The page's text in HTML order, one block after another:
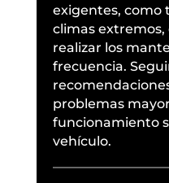
exigentes, como
climas extremos,
realizar los
frecuencia.
problemas
funcionamiento
vehículo.